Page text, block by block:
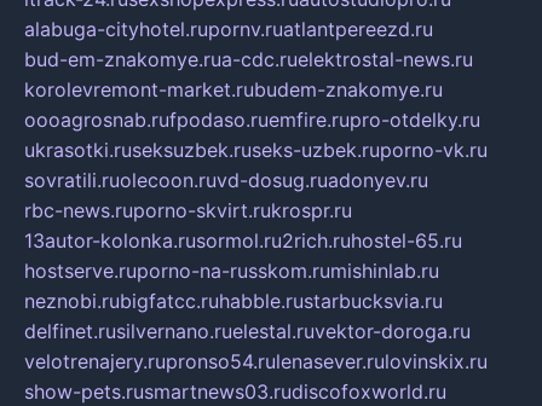
alabuga-cityhotel.rupornv.ruatlantpereezd.ru
bud-em-znakomye.rua-cdc.ruelektrostal-news.ru
korolevremont-market.rubudem-znakomye.ru
oooagrosnab.rufpodaso.ruemfire.rupro-otdelky.ru
ukrasotki.ruseksuzbek.ruseks-uzbek.ruporno-vk.ru
sovratili.ruolecoon.ruvd-dosug.ruadonyev.ru
rbc-news.ruporno-skvirt.rukrospr.ru
13autor-kolonka.rusormol.ru2rich.ruhostel-65.ru
hostserve.ruporno-na-russkom.rumishinlab.ru
neznobi.rubigfatcc.ruhabble.rustarbucksvia.ru
delfinet.rusilvernano.ruelestal.ruvektor-doroga.ru
velotrenajery.rupronso54.rulenasever.rulovinskix.ru
show-pets.rusmartnews03.rudiscofoxworld.ru